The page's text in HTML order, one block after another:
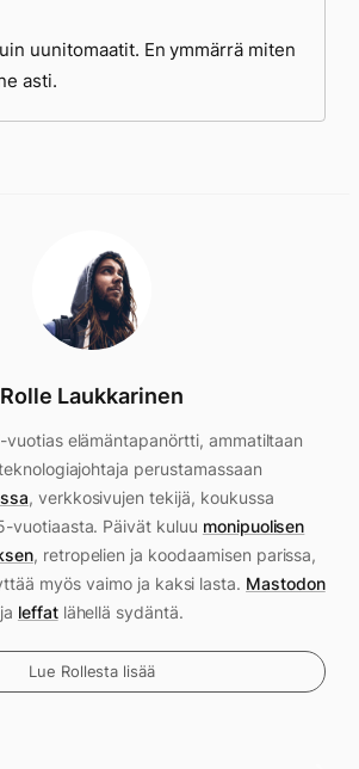
uunitomaatit. En ymmärrä miten
asti.
Rolle Laukkarinen
vuotias elämäntapanörtti, ammatiltaan
perustamassaan
, verkkosivujen tekijä, koukussa
vuotiaasta. Päivät kuluu monipuolisen
, retropelien ja koodaamisen parissa,
myös vaimo ja kaksi lasta. Mastodon
ja leffatlähellä sydäntä.
Lue Rollesta lisää